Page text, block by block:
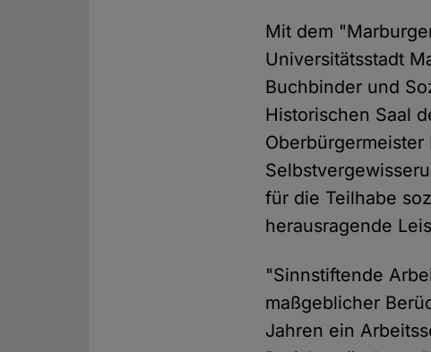
Mit dem
Universitätsstadt
Buchbinder und
Historischen Saal
Oberbürgermeister
für die Teilhabe
herausragende
"Sinnstiftende
maßgeblicher
Jahren ein